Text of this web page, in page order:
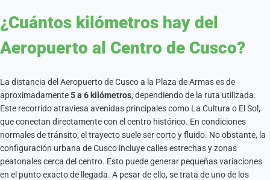
¿Cuántos kilómetros hay del
Aeropuerto al Centro de Cusco?
La distancia del Aeropuerto de Cusco a la Plaza de Armas es de
aproximadamente5 a 6 kilómetros, dependiendo de la ruta utilizada.
Este recorrido atraviesa avenidas principales como La Cultura o El Sol,
que conectan directamente con el centro histórico. En condiciones
normales de tránsito, el trayecto suele ser corto y fluido. No obstante, la
configuración urbana de Cusco incluye calles estrechas y zonas
peatonales cerca del centro. Esto puede generar pequeñas variaciones
en el punto exacto de llegada. A pesar de ello, se trata de uno de los